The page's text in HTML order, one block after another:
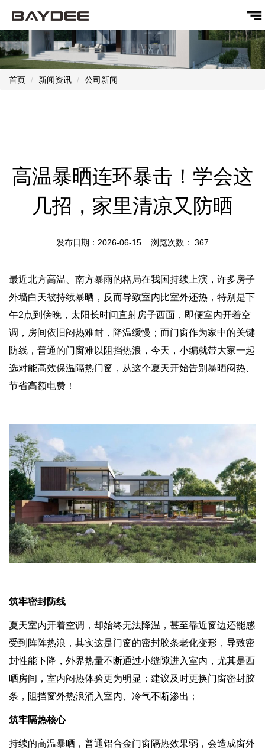
首页 新闻资讯 公司新闻
高温暴晒连环暴击！学会这
几招，家里清凉又防晒
发布日期：2026-06-15 浏览次数： 367
最近北方高温、南方暴雨的格局在我国持续上演，许多房子
外墙白天被持续暴晒，反而导致室内比室外还热，特别是下
午2点到傍晚，太阳长时间直射房子西面，即便室内开着空
调，房间依旧闷热难耐，降温缓慢；而门窗作为家中的关键
防线，普通的门窗难以阻挡热浪，今天，小编就带大家一起
选对能高效保温隔热门窗，从这个夏天开始告别暴晒闷热、
节省高额电费！
筑牢密封防线
夏天室内开着空调，却始终无法降温，甚至靠近窗边还能感
受到阵阵热浪，其实这是门窗的密封胶条老化变形，导致密
封性能下降，外界热量不断通过小缝隙进入室内，尤其是西
晒房间，室内闷热体验更为明显；建议及时更换门窗密封胶
条，阻挡窗外热浪涌入室内、冷气不断渗出；
筑牢隔热核心
持续的高温暴晒，普通铝合金门窗隔热效果弱，会造成窗外